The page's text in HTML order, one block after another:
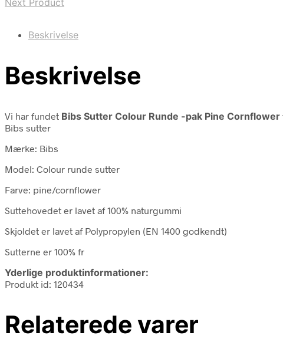
Beskrivelse
Beskrivelse
Vi har fundet Bibs Sutter Colour Runde -pak Pine Cornflower
Bibs sutter
Mærke: Bibs
Model: Colour runde sutter
Farve: pine/cornflower
Suttehovedet er lavet af 100% naturgummi
Skjoldet er lavet af Polypropylen (EN 1400 godkendt)
Sutterne er 100% fr
Yderlige produktinformationer:
Produkt id: 120434
Relaterede varer